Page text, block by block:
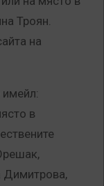
Троян.
на
в
Димитрова,